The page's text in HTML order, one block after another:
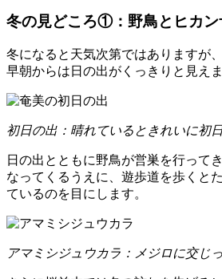
冬の見どころ①：野鳥とヒカン
冬になると天気次第ではありますが
早朝からは日の出がくっきりと見えま
初日の出：晴れているときれいに初
日の出とともに野鳥が営巣を行って
なってくるうえに、遊歩道を歩くと
ているのを目にします。
アマミシジュウカラ：メジロに交じ